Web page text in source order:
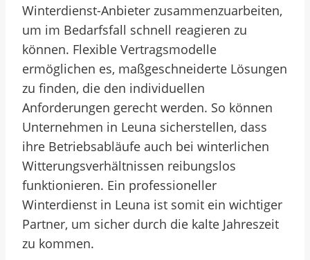
Winterdienst-Anbieter zusammenzuarbeiten,
um im Bedarfsfall schnell reagieren zu
können. Flexible Vertragsmodelle
ermöglichen es, maßgeschneiderte Lösungen
zu finden, die den individuellen
Anforderungen gerecht werden. So können
Unternehmen in Leuna sicherstellen, dass
ihre Betriebsabläufe auch bei winterlichen
Witterungsverhältnissen reibungslos
funktionieren. Ein professioneller
Winterdienst in Leuna ist somit ein wichtiger
Partner, um sicher durch die kalte Jahreszeit
zu kommen.